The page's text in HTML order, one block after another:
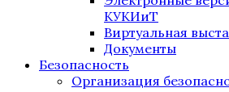
КУКИиТ
Виртуальная
Документы
Безопасность
Организация